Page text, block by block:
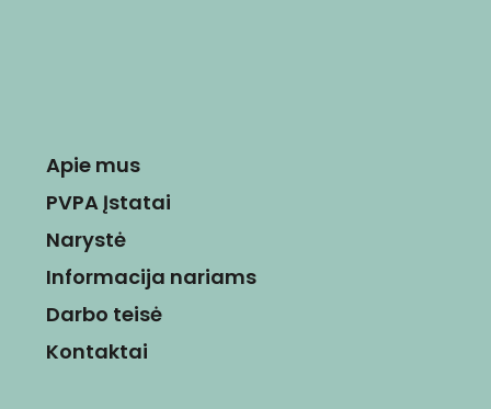
Apie mus
PVPA Įstatai
Narystė
Informacija nariams
Darbo teisė
Kontaktai